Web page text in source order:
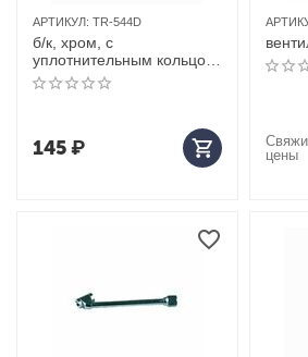
АРТИКУЛ: TR-544D
б/к, хром, с
уплотнительным кольцом,
d=9,7 49×25×60°
145₽
цены